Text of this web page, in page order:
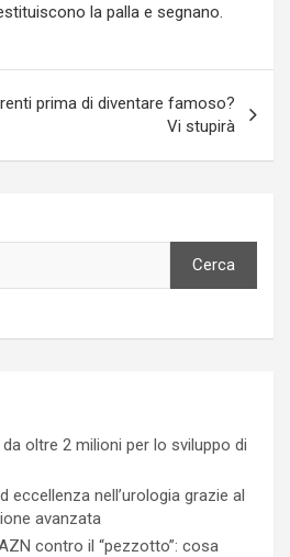
la palla e segnano.
prima di diventare famoso?
Vi stupirà
Cerca
oltre 2 milioni per lo sviluppo di
eccellenza nell’urologia grazie al
avanzata
contro il “pezzotto”: cosa